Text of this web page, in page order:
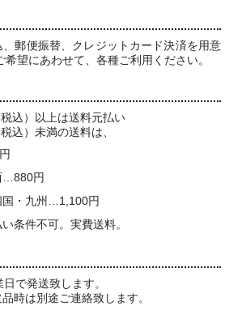
郵便振替、クレジットカード決済を用意
希望にあわせて、各種ご利用ください。
込）以上は送料元払い
込）未満の送料は、
…880円
国・九州…1,100円
条件不可。実費送料。
で発送致します。
時は別途ご連絡致します。